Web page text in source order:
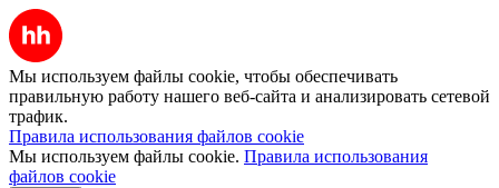
Мы используем файлы cookie, чтобы обеспечивать
правильную работу нашего веб-сайта и анализировать сетевой
трафик.
Правила использования файлов cookie
Мы используем файлы cookie. Правила использования
файлов cookie